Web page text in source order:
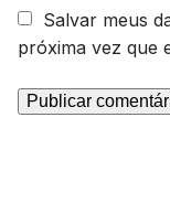
Salvar meus
próxima vez que